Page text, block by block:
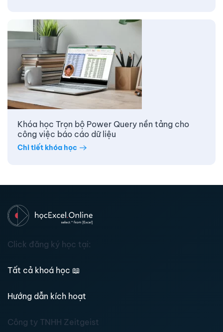
Khóa học Trọn bộ Power Query nền tảng cho
công việc báo cáo dữ liệu
Chi tiết khóa học
Click đăng ký học tại:
Tất cả khoá học 📖
Hướng dẫn kích hoạt
Công ty TNHH Zeitgeist